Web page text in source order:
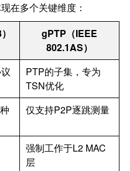
在多个关键维度：
gPTP（IEEE
802.1AS）
PTP的子集，专为
TSN优化
仅支持P2P逐跳测量
强制工作于L2 MAC
层